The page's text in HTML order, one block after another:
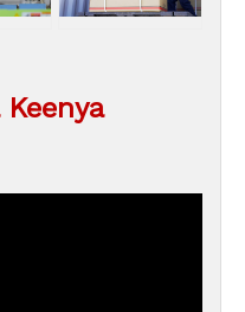
Keenya